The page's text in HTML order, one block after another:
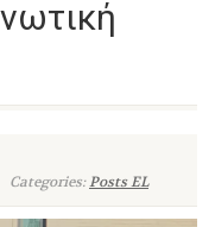
Categories:Posts EL